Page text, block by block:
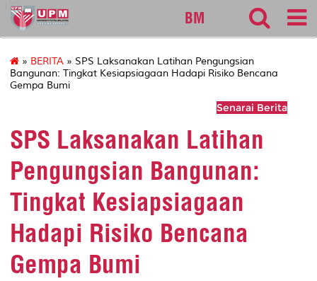
127
BM
» BERITA » SPS Laksanakan Latihan Pengungsian
Bangunan: Tingkat Kesiapsiagaan Hadapi Risiko Bencana
Gempa Bumi
Senarai Berita
SPS Laksanakan Latihan
Pengungsian Bangunan:
Tingkat Kesiapsiagaan
Hadapi Risiko Bencana
Gempa Bumi